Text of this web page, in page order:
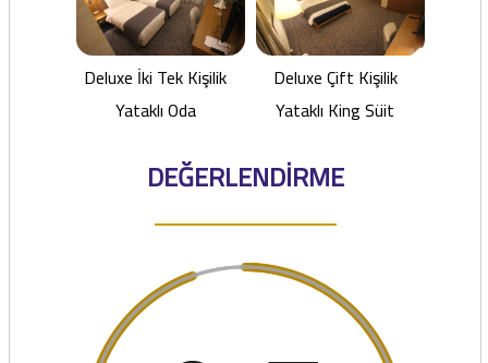
Deluxe İki Tek Kişilik
Yataklı Oda
Deluxe Çift Kişilik
Yataklı King Süit
DEĞERLENDİRME